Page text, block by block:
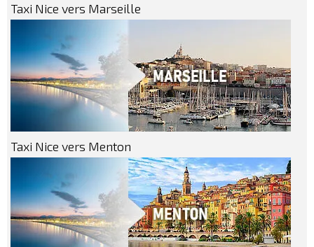
Taxi Nice vers Marseille
Taxi Nice vers Menton